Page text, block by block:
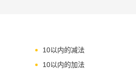
10以内的减法
10以内的加法